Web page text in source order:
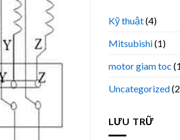
Kỹ thuật(4)
Mitsubishi(1)
motor giam toc
Uncategorized
LƯU TRỮ